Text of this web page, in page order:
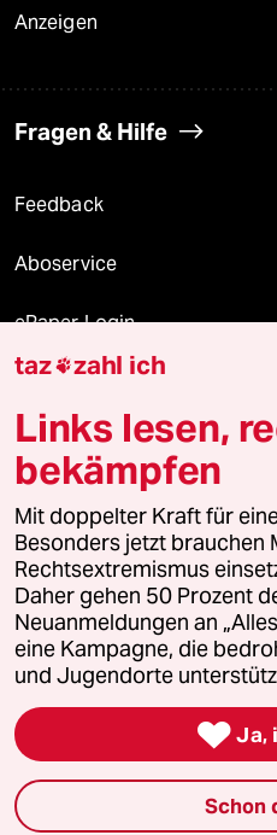
Anzeigen
Fragen & Hilfe
Feedback
Aboservice
ePaper Login
Downloads für Abonnierende
© 2026 taz Verlags und
Alle Rechte vorbehalten. Bei
wenden Sie sich bitte an
Feedback Redaktionsstatut
Leitlinie Informant
Seitenwende
taz zahl ich
Links lesen,
bekämpfen
Mit doppelter Kraft für
Besonders jetzt brauchen
Rechtsextremismus
Daher gehen 50 Prozent
Neuanmeldungen an
eine Kampagne, die
und Jugendorte
 Ja,
Schon